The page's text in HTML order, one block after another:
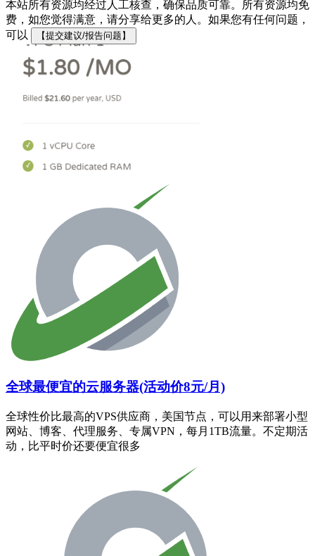
本站所有资源均经过人工核查，确保品质可靠。所有资源均免
费，如您觉得满意，请分享给更多的人。如果您有任何问题，
可以
【提交建议/报告问题】
全球最便宜的云服务器(活动价8元/月)
全球性价比最高的VPS供应商，美国节点，可以用来部署小型
网站、博客、代理服务、专属VPN，每月1TB流量。不定期活
动，比平时价还要便宜很多